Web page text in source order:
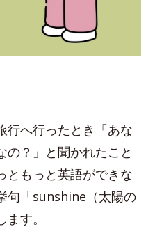
行へ行ったとき「あな
の？」と聞かれたこと
ともっと英語ができな
句「sunshine（太陽の
す。